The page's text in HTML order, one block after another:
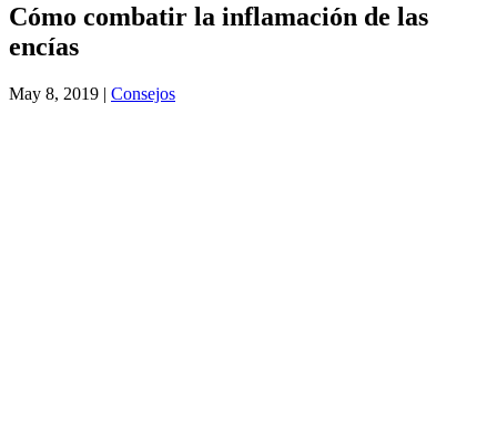
Cómo combatir la inflamación de las
encías
May 8, 2019 | Consejos